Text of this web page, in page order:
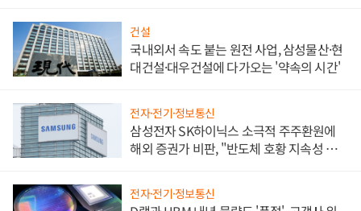
건설
국내외서 속도 붙는 원전 사업, 삼성물산·현
대건설·대우건설에 다가오는 '약속의 시간'
전자·전기·정보통신
삼성전자 SK하이닉스 소극적 주주환원에
해외 증권가 비판, "반도체 호황 지속성 의
전자·전기·정보통신